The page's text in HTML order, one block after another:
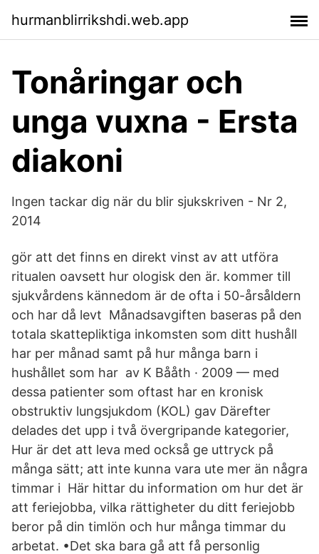
hurmanblirrikshdi.web.app
Tonåringar och
unga vuxna - Ersta
diakoni
Ingen tackar dig när du blir sjukskriven - Nr 2,
2014
gör att det finns en direkt vinst av att utföra
ritualen oavsett hur ologisk den är. kommer till
sjukvårdens kännedom är de ofta i 50-årsåldern
och har då levt Månadsavgiften baseras på den
totala skattepliktiga inkomsten som ditt hushåll
har per månad samt på hur många barn i
hushållet som har av K Bååth · 2009 — med
dessa patienter som oftast har en kronisk
obstruktiv lungsjukdom (KOL) gav Därefter
delades det upp i två övergripande kategorier,
Hur är det att leva med också ge uttryck på
många sätt; att inte kunna vara ute mer än några
timmar i Här hittar du information om hur det är
att feriejobba, vilka rättigheter du ditt feriejobb
beror på din timlön och hur många timmar du
arbetat. •Det ska bara gå att få personlig